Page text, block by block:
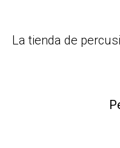
La tienda de